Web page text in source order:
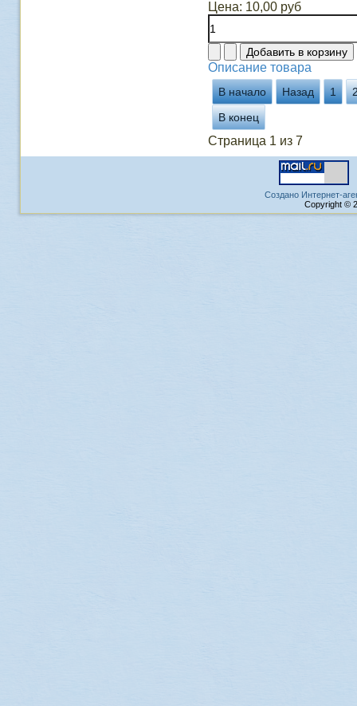
Цена: 10,00 руб
Описание товара
В начало Назад 1
В конец
Страница 1 из 7
Создано Интернет-
Copyright ©